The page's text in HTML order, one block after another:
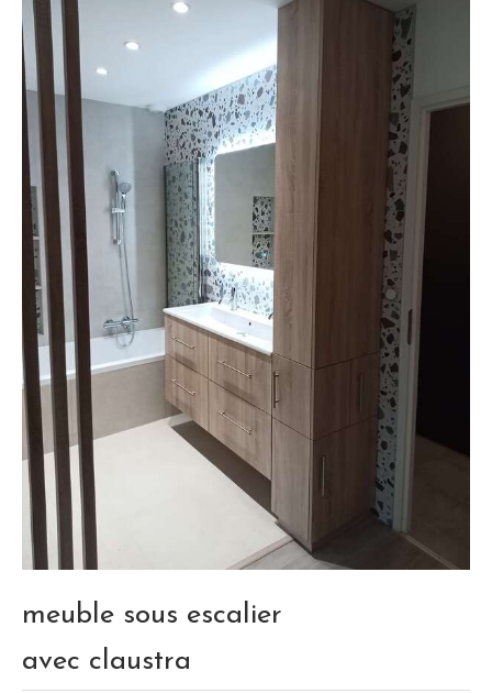
meuble sous escalier
avec claustra